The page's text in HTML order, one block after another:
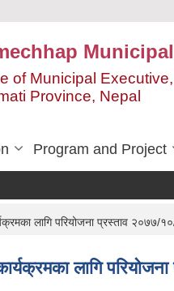
of Municipal
Province, Nepal
Program and Project
लागि परियोजना प्रस्ताव २०७७/
लागि